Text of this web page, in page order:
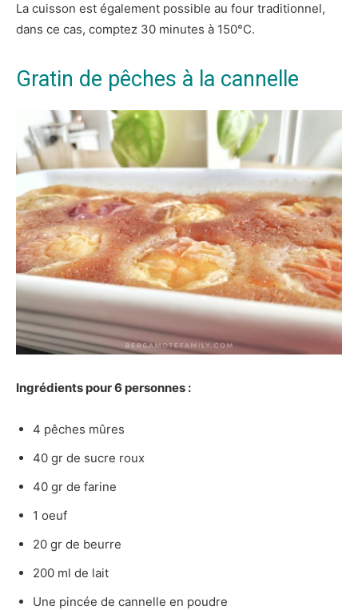
La cuisson est également possible au four traditionnel,
dans ce cas, comptez 30 minutes à 150°C.
Gratin de pêches à la cannelle
Ingrédients pour 6 personnes :
4 pêches mûres
40 gr de sucre roux
40 gr de farine
1 oeuf
20 gr de beurre
200 ml de lait
Une pincée de cannelle en poudre